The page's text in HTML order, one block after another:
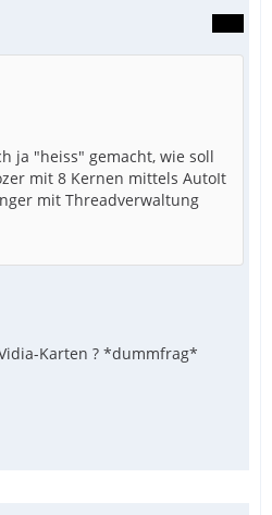
ja "heiss" gemacht, wie soll
mit 8 Kernen mittels AutoIt
mit Threadverwaltung
Karten ? *dummfrag*